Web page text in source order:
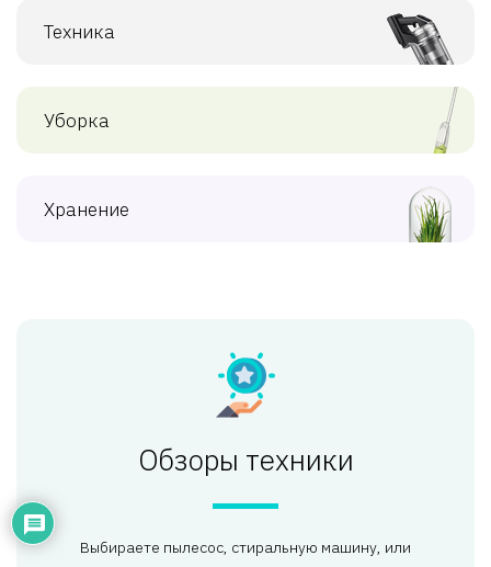
Техника
Уборка
Хранение
Обзоры техники
Выбираете пылесос, стиральную машину, или